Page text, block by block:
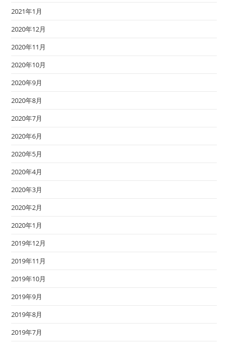
2021年1月
2020年12月
2020年11月
2020年10月
2020年9月
2020年8月
2020年7月
2020年6月
2020年5月
2020年4月
2020年3月
2020年2月
2020年1月
2019年12月
2019年11月
2019年10月
2019年9月
2019年8月
2019年7月